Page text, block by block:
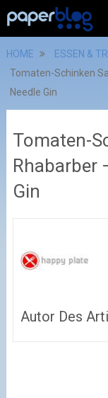
HOME
ESSEN &
Tomaten-Schinken
Needle Gin
Tomaten-
Rhabarber
Gin
Autor Des